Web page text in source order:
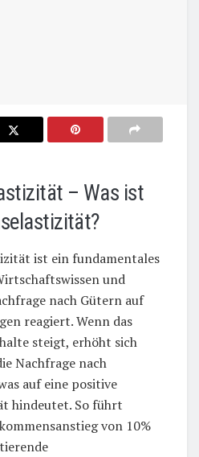
– Was ist
ist ein fundamentales
und
nach Gütern auf
reagiert. Wenn das
steigt, erhöht sich
Nachfrage nach
auf eine positive
hindeutet. So führt
von 10%